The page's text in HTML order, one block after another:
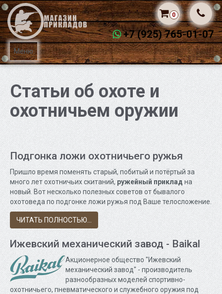
Меню
+7 (925) 765-01-07
0
Статьи об охоте и
охотничьем оружии
Подгонка ложи охотничьего ружья
Пришло время поменять старый, побитый и потёртый за
много лет охотничьих скитаний,ружейный приклад на
новый. Вот несколько полезных советов от бывалого
охотоведа по подгонке ложи ружья под Ваше телосложение.
ЧИТАТЬ ПОЛНОСТЬЮ...
Ижевский механический завод - Baikal
Акционерное общество "Ижевский
механический завод" - производитель
разнообразныхмоделей спортивно-
охотничьего, пневматического и служебного оружия под